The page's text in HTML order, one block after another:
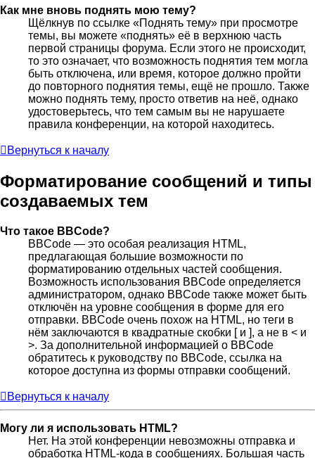
Как мне вновь поднять мою тему?
Щёлкнув по ссылке «Поднять тему» при просмотре
темы, вы можете «поднять» её в верхнюю часть
первой страницы форума. Если этого не происходит,
то это означает, что возможность поднятия тем могла
быть отключена, или время, которое должно пройти
до повторного поднятия темы, ещё не прошло. Также
можно поднять тему, просто ответив на неё, однако
удостоверьтесь, что тем самым вы не нарушаете
правила конференции, на которой находитесь.
Вернуться к началу
Форматирование сообщений и типы
создаваемых тем
Что такое BBCode?
BBCode — это особая реализация HTML,
предлагающая большие возможности по
форматированию отдельных частей сообщения.
Возможность использования BBCode определяется
администратором, однако BBCode также может быть
отключён на уровне сообщения в форме для его
отправки. BBCode очень похож на HTML, но теги в
нём заключаются в квадратные скобки [ и ], а не в < и
>. За дополнительной информацией о BBCode
обратитесь к руководству по BBCode, ссылка на
которое доступна из формы отправки сообщений.
Вернуться к началу
Могу ли я использовать HTML?
Нет. На этой конференции невозможны отправка и
обработка HTML-кода в сообщениях. Большая часть